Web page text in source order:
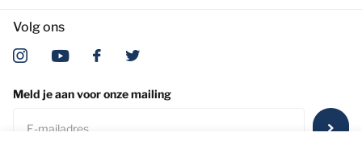
Volg ons
Meld je aan voor onze mailing